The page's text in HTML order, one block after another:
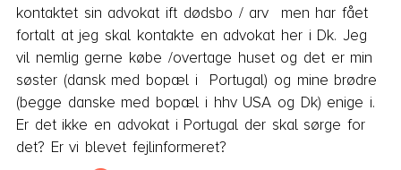
Jeg accepterer, at mit spørgsmål og mit fornavn bliver
vist på siden. Læs mere om, hvordan vi behandler og
opbevarer dine data i Advodans
Persondatapolitik
kontaktet sin advokat ift dødsbo / arv  men har fået
fortalt at jeg skal kontakte en advokat her i Dk. Jeg
vil nemlig gerne købe /overtage huset og det er min
søster (dansk med bopæl i  Portugal) og mine brødre
(begge danske med bopæl i hhv USA og Dk) enige i.
Er det ikke en advokat i Portugal der skal sørge for
det? Er vi blevet fejlinformeret?